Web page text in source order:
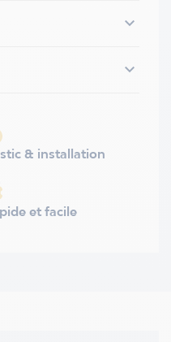


& installation
et facile